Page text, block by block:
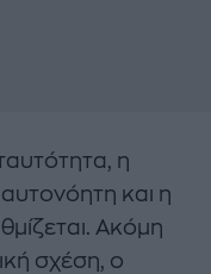
η
και η
Ακόμη
σχέση, ο